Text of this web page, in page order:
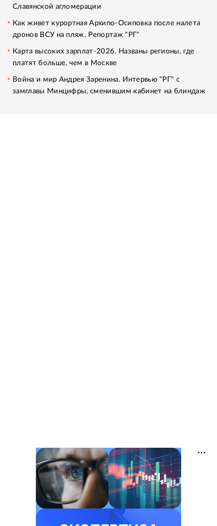
Славянской агломерации
Как живет курортная Архипо-Осиповка после налета
дронов ВСУ на пляж. Репортаж "РГ"
Карта высоких зарплат-2026. Названы регионы, где
платят больше, чем в Москве
Война и мир Андрея Заренина. Интервью "РГ" с
замглавы Минцифры, сменившим кабинет на блиндаж